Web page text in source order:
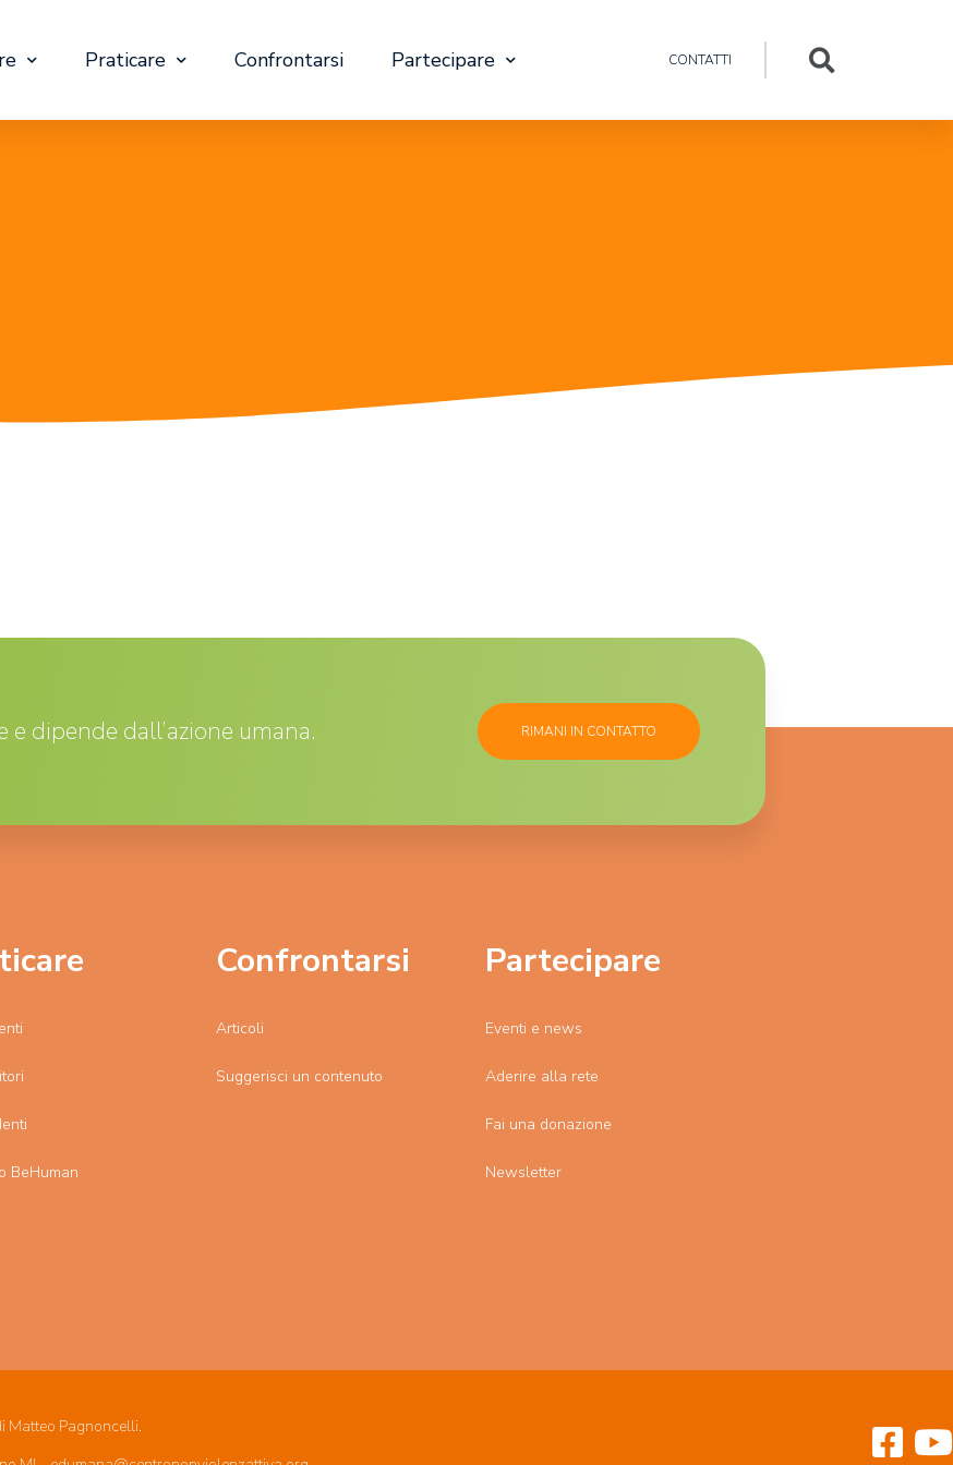
Praticare Confrontarsi Partecipare CONTATTI
dipende dall’azione umana. RIMANI IN CONTATTO
BeHuman
Confrontarsi
Articoli
Suggerisci un contenuto
Partecipare
Eventi e news
Aderire alla rete
Fai una donazione
Newsletter
Matteo Pagnoncelli.